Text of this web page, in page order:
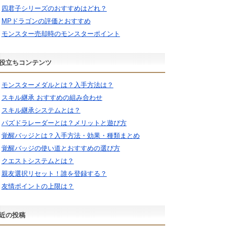
四君子シリーズのおすすめはどれ？
MPドラゴンの評価とおすすめ
モンスター売却時のモンスターポイント
立ちコンテンツ
モンスターメダルとは？入手方法は？
スキル継承 おすすめの組み合わせ
スキル継承システムとは？
パズドラレーダーとは？メリットと遊び方
覚醒バッジとは？入手方法・効果・種類まとめ
覚醒バッジの使い道とおすすめの選び方
クエストシステムとは？
親友選択リセット！誰を登録する？
友情ポイントの上限は？
の投稿